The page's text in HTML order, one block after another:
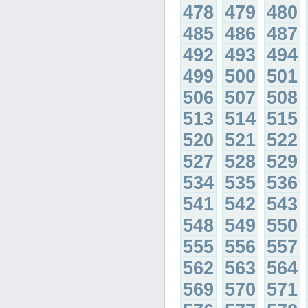
478 479 480
485 486 487
492 493 494
499 500 501
506 507 508
513 514 515
520 521 522
527 528 529
534 535 536
541 542 543
548 549 550
555 556 557
562 563 564
569 570 571